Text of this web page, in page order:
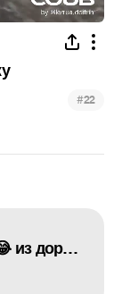
#22
Лучшие приколы 😂 из дорам 8 😊 "ох уж эти парочки"😏